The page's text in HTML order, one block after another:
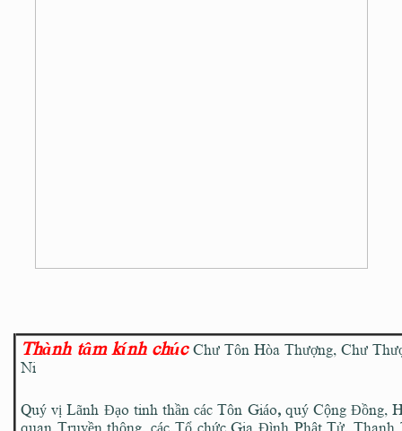
Thành tâm kính chúcChư Tôn Hòa Thượng, Chư
Ni
Quý vị Lãnh Đạo tinh thần các Tôn Giáo, quý Cộng Đồng,